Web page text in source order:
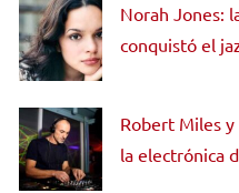
Norah Jones:
conquistó el
Robert Miles
la electrónica